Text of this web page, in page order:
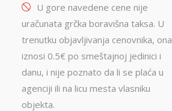
U gore navedene cene nije
uračunata grčka boravišna taksa. U
trenutku objavljivanja cenovnika, ona
iznosi 0.5€ po smeštajnoj jedinici i
danu, i nije poznato da li se plaća u
agenciji ili na licu mesta vlasniku
objekta.